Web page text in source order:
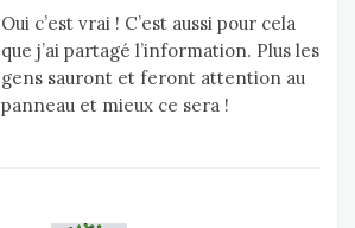
Oui c’est vrai ! C’est aussi pour cela
que j’ai partagé l’information. Plus les
gens sauront et feront attention au
panneau et mieux ce sera !